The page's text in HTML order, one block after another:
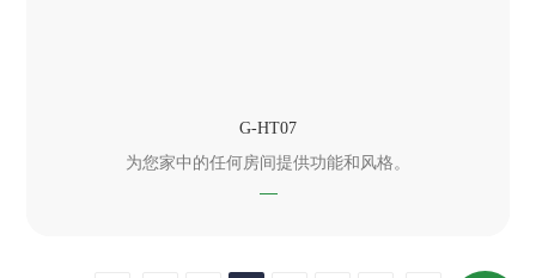
G-HT07
为您家中的任何房间提供功能和风格。